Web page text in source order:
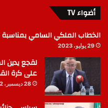
أضواء TV
الخطاب الملكي السامي
29 يوليو، 2023
لقجع يدين
على كرة
28 ديسمبر، 2022